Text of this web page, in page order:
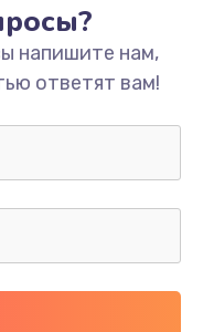
напишите нам,
ответят вам!